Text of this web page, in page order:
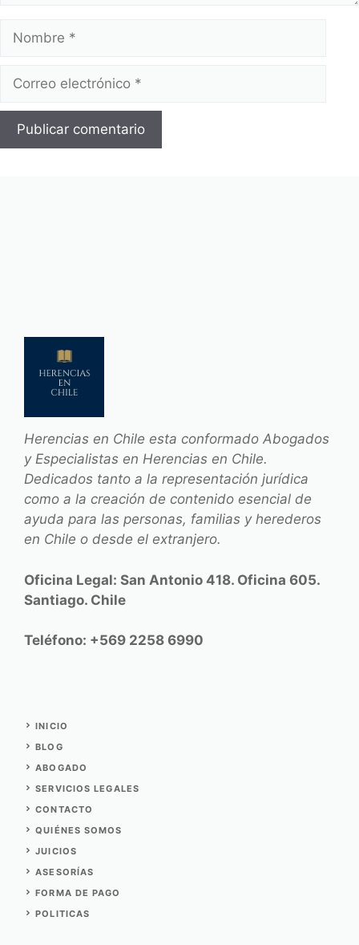
electrónico
Herencias en Chile esta conformado Abogados
y Especialistas en Herencias en Chile.
Dedicados tanto a la representación jurídica
como a la creación de contenido esencial de
ayuda para las personas, familias y herederos
en Chile o desde el extranjero.
Oficina Legal: San Antonio 418. Oficina 605.
Santiago. Chile
Teléfono: +569 2258 6990
INICIO
BLOG
ABOGADO
SERVICIOSLEGALES
CONTACTO
QUIÉNES SOMOS
JUICIOS
ASESORÍAS
FORMA DE PAGO
POLITICAS